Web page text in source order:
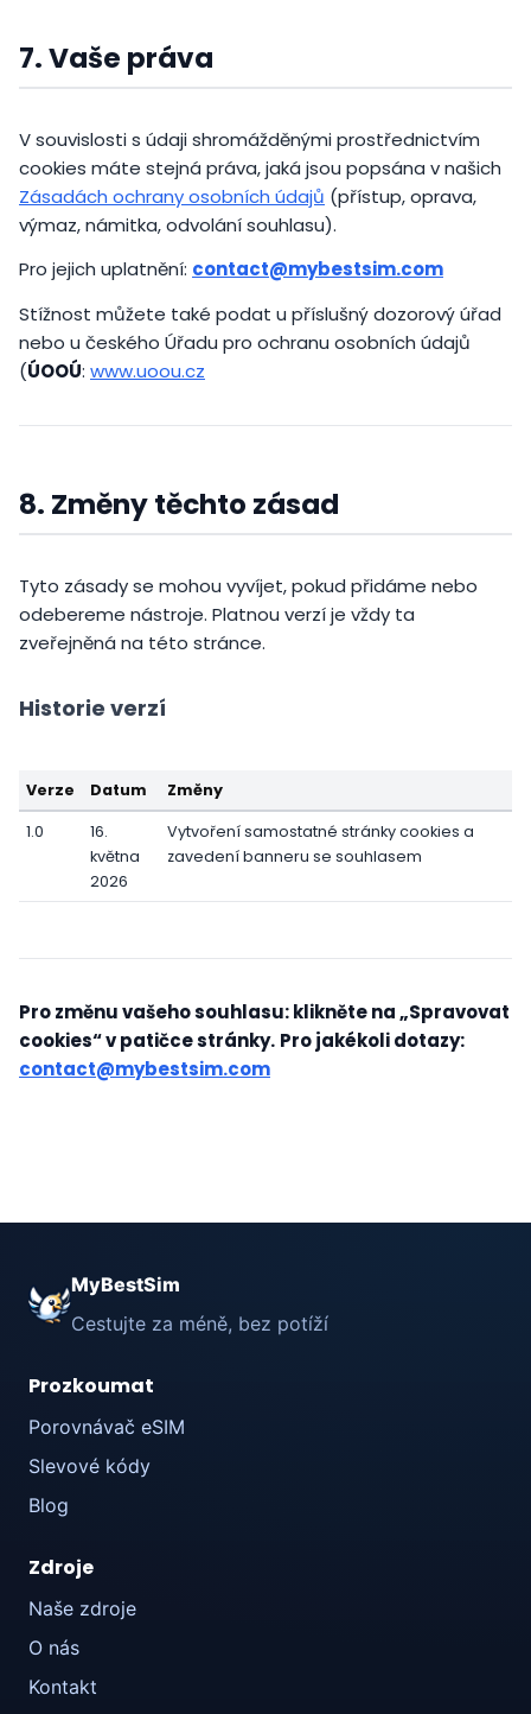
7. Vaše práva
V souvislosti s údaji shromážděnými prostřednictvím
cookies máte stejná práva, jaká jsou popsána v našich
Zásadách ochrany osobních údajů (přístup, oprava,
výmaz, námitka, odvolání souhlasu).
Pro jejich uplatnění: contact@mybestsim.com
Stížnost můžete také podat u příslušný dozorový úřad
nebo u českého Úřadu pro ochranu osobních údajů
(ÚOOÚ: www.uoou.cz
8. Změny těchto zásad
Tyto zásady se mohou vyvíjet, pokud přidáme nebo
odebereme nástroje. Platnou verzí je vždy ta
zveřejněná na této stránce.
Historie verzí
Verze Datum Změny
1.0
16.
května
2026
Vytvoření samostatné stránky cookies a
zavedení banneru se souhlasem
Pro změnu vašeho souhlasu: klikněte na „Spravovat
cookies“ v patičce stránky. Pro jakékoli dotazy:
contact@mybestsim.com
MyBestSim
Cestujte za méně, bez potíží
Prozkoumat
Porovnávač eSIM
Slevové kódy
Blog
Zdroje
Naše zdroje
O nás
Kontakt